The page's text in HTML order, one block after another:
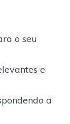
o seu
e
a